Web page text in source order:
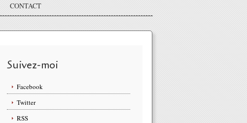
CONTACT
Suivez-moi
Facebook
Twitter
RSS